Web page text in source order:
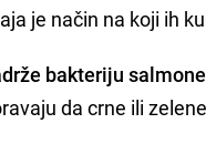
je način na koji ih
bakteriju
da crne ili